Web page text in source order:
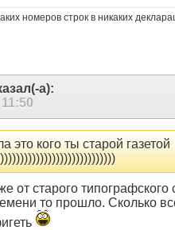
номеров строк в никаких
а):
11:50
это кого ты старой газетой
от старого типографского
то прошло. Сколько